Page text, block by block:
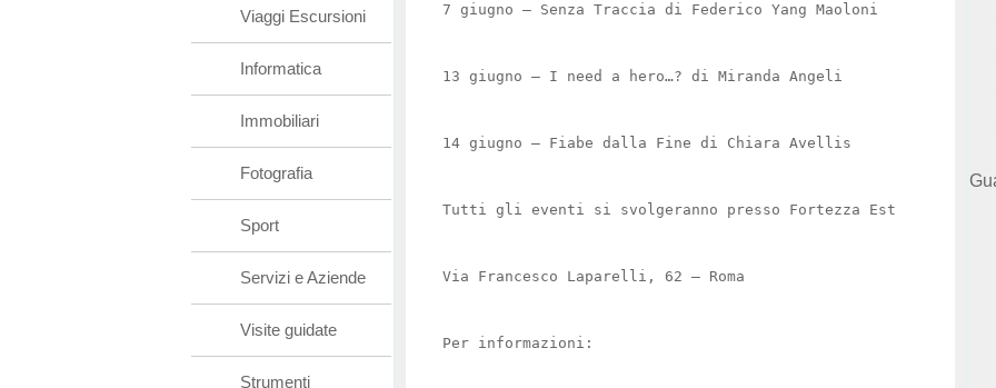
7 giugno – Senza Traccia di Federico Yang Maoloni
13 giugno – I need a hero…? di Miranda Angeli
14 giugno – Fiabe dalla Fine di Chiara Avellis
Tutti gli eventi si svolgeranno presso Fortezza Est
Via Francesco Laparelli, 62 – Roma
Per informazioni:
Viaggi Escursioni
Informatica
Immobiliari
Fotografia
Sport
Servizi e Aziende
Visite guidate
Strumenti